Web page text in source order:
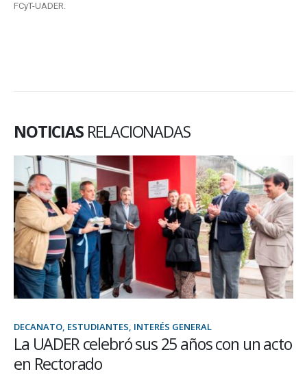
FCyT-UADER.
NOTICIAS RELACIONADAS
DECANATO, ESTUDIANTES, INTERÉS GENERAL
La UADER celebró sus 25 años con un acto
en Rectorado